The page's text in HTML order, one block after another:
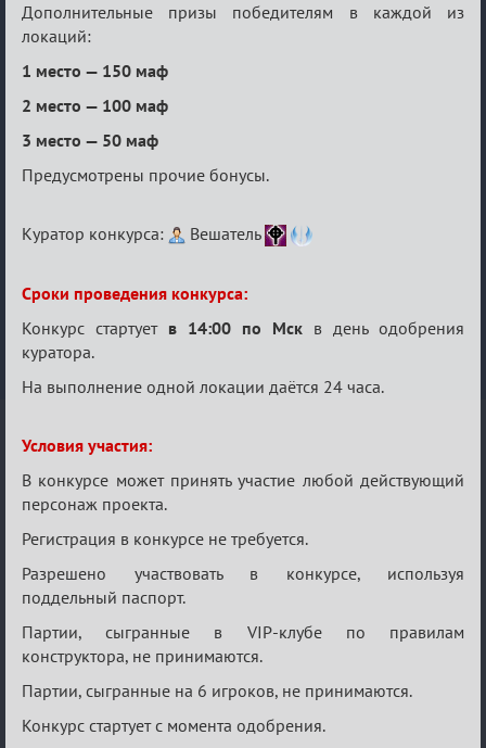
Дополнительные призы победителям в каждой из
локаций:
1 место — 150 маф
2 место — 100 маф
3 место — 50 маф
Предусмотрены прочие бонусы.
Куратор конкурса: Вешатель
Сроки проведения конкурса:
Конкурс стартует в 14:00 по Мск в день одобрения
куратора.
На выполнение одной локации даётся 24 часа.
Условия участия:
В конкурсе может принять участие любой действующий
персонаж проекта.
Регистрация в конкурсе не требуется.
Разрешено участвовать в конкурсе, используя
поддельный паспорт.
Партии, сыгранные в VIP-клубе по правилам
конструктора, не принимаются.
Партии, сыгранные на 6 игроков, не принимаются.
Конкурс стартует с момента одобрения.